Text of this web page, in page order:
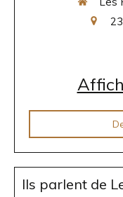
Ils parlent de